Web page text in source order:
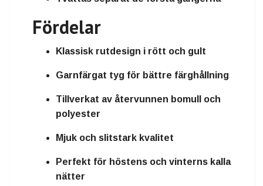
Fördelar
Klassisk rutdesign i rött och gult
Garnfärgat tyg för bättre färghållning
Tillverkat av återvunnen bomull och
polyester
Mjuk och slitstark kvalitet
Perfekt för höstens och vinterns kalla
nätter